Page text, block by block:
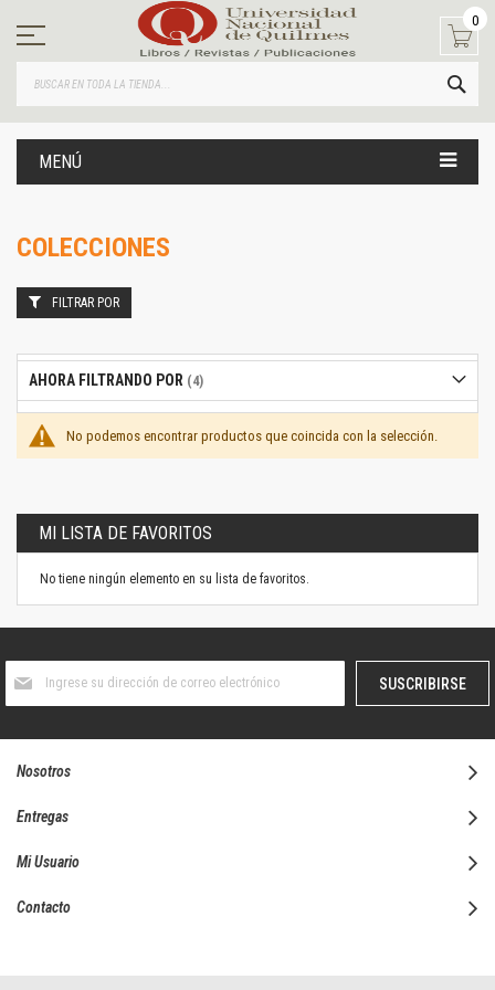
contenido
0
MENÚ
COLECCIONES
No podemos encontrar productos que coincida con la selección.
FILTRAR POR
AHORA FILTRANDO POR
MI LISTA DE FAVORITOS
No tiene ningún elemento en su lista de favoritos.
boletín
SUSCRIBIRSE
Nosotros
Entregas
Mi Usuario
Contacto